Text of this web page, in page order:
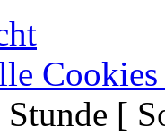
Cookies
[